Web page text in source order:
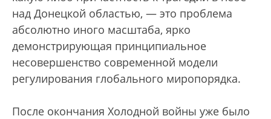
над Донецкой областью, — это проблема
абсолютно иного масштаба, ярко
демонстрирующая принципиальное
несовершенство современной модели
регулирования глобального миропорядка.
После окончания Холодной войны уже было